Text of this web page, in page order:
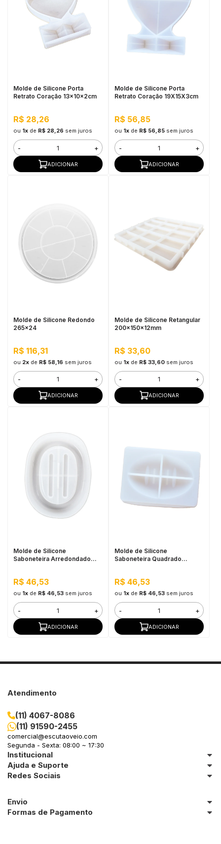
Molde de Silicone Porta
Retrato Coração 13x10x2cm
R$ 28,26
ou 1xde R$ 28,26 sem juros
- +
ADICIONAR
Molde de Silicone Porta
Retrato Coração 19X15X3cm
R$ 56,85
ou 1xde R$ 56,85 sem juros
- +
ADICIONAR
Molde de Silicone Redondo
265x24
R$ 116,31
ou 2xde R$ 58,16 sem juros
- +
ADICIONAR
Molde de Silicone Retangular
200x150x12mm
R$ 33,60
ou 1xde R$ 33,60 sem juros
- +
ADICIONAR
Molde de Silicone
Saboneteira Arredondado
R$ 46,53
ou 1xde R$ 46,53 sem juros
- +
ADICIONAR
Molde de Silicone
Saboneteira Quadrado
R$ 46,53
ou 1xde R$ 46,53 sem juros
- +
ADICIONAR
Atendimento
(11) 4067-8086
(11) 91590-2455
comercial@escutaoveio.com
Segunda - Sexta: 08:00 ~ 17:30
Institucional
Ajuda e Suporte
Redes Sociais
Envio
Formas de Pagamento